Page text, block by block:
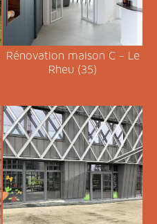
Rénovation maison C - Le
Rheu (35)